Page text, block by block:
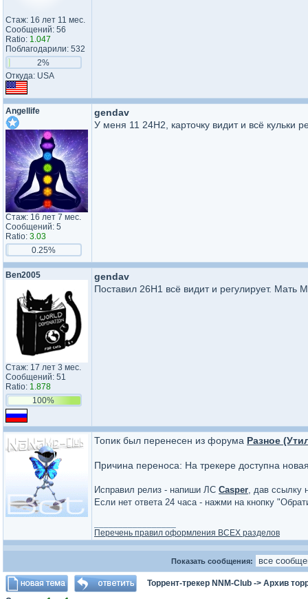
Стаж: 16 лет 11 мес.
Сообщений: 56
Ratio: 1.047
Поблагодарили: 532
2%
Откуда: USA
Angellife
Стаж: 16 лет 7 мес.
Сообщений: 5
Ratio: 3.03
0.25%
gendav
У меня 11 24H2, карточку видит и всё кульки
Ben2005
Стаж: 17 лет 3 мес.
Сообщений: 51
Ratio: 1.878
100%
gendav
Поставил 26Н1 всё видит и регулирует. Мать
Топик был перенесен из форума Разное
Причина переноса: На трекере доступна
Исправил релиз - напиши ЛС Casper, дав ссылку
Если нет ответа 24 часа - нажми на кнопку
Перечень правил оформления ВСЕХ разделов
Показать сообщения:
Торрент-трекер NNM-Club -> Архив